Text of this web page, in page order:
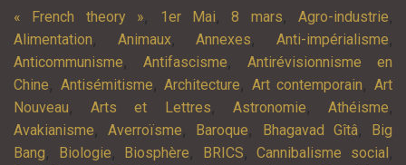
« French theory », 1er Mai,8 mars, Agro-industrie,
Alimentation, Animaux,Annexes,Anti-impérialisme,
Anticommunisme, Antifascisme, Antirévisionnisme en
Chine, Antisémitisme,Architecture, Art contemporain,Art
Nouveau,Arts et Lettres, Astronomie,Athéisme,
Avakianisme,Averroïsme, Baroque, Bhagavad Gîtâ,
Big
Bang, Biologie, Biosphère, BRICS,Cannibalisme social ,